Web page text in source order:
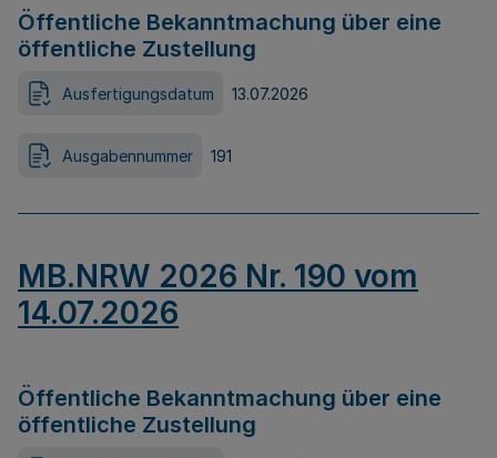
Öffentliche Bekanntmachung über eine
öffentliche Zustellung
Ausfertigungsdatum 13.07.2026
Ausgabennummer 191
MB.NRW 2026 Nr. 190 vom
14.07.2026
Öffentliche Bekanntmachung über eine
öffentliche Zustellung